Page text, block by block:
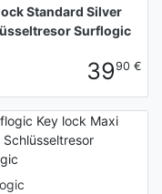
Standard Silver
Surflogic
3990 €